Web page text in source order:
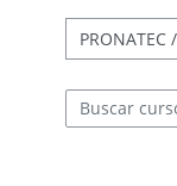
de Cursos
Buscar cursos